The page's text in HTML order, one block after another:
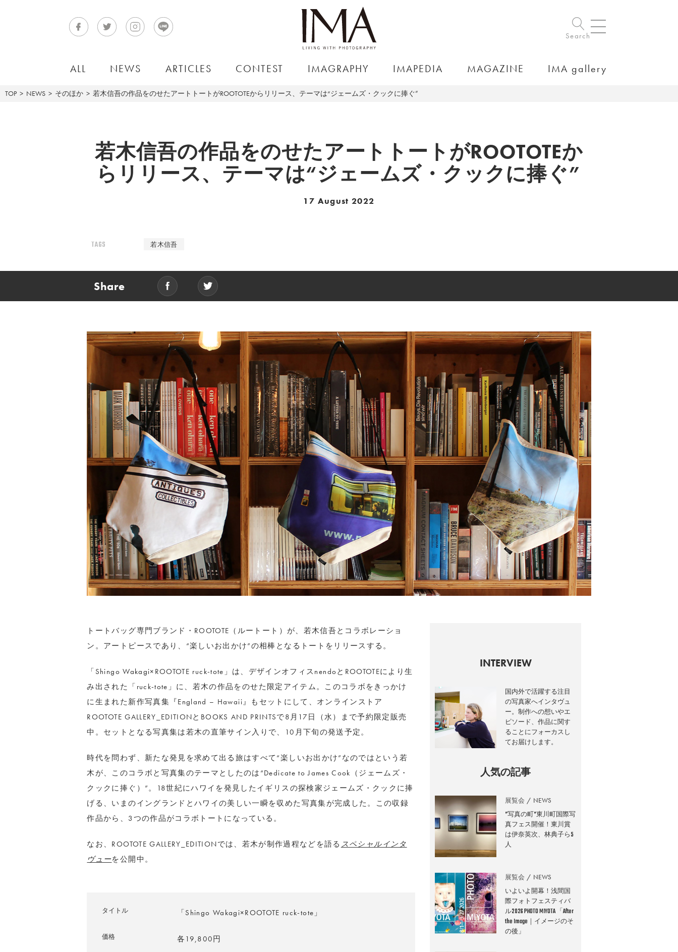
Search
ALL NEWS ARTICLES CONTEST IMAGRAPHY IMAPEDIA MAGAZINE IMA gallery
TOP NEWS そのほか 若木信吾の作品をのせたアートトートがROOTOTEからリリース、テーマは“ジェームズ・クックに捧ぐ”
若木信吾の作品をのせたアートトートがROOTOTEか
らリリース、テーマは“ジェームズ・クックに捧ぐ”
17 August 2022
TAGS 若木信吾
Share
トートバッグ専門ブランド・ROOTOTE（ルートート）が、若木信吾とコラボレーショ
ン。アートピースであり、“楽しいお出かけ”の相棒となるトートをリリースする。
「Shingo Wakagi×ROOTOTE ruck-tote」は、デザインオフィスnendoとROOTOTEにより生
み出された「ruck-tote」に、若木の作品をのせた限定アイテム。このコラボをきっかけ
に生まれた新作写真集『England – Hawaii』もセットにして、オンラインストア
ROOTOTE GALLERY_EDITIONとBOOKS AND PRINTSで8月17日（水）まで予約限定販売
中。セットとなる写真集は若木の直筆サイン入りで、10月下旬の発送予定。
時代を問わず、新たな発見を求めて出る旅はすべて“楽しいお出かけ”なのではという若
木が、このコラボと写真集のテーマとしたのは“Dedicate to James Cook（ジェームズ・
クックに捧ぐ）”。18世紀にハワイを発見したイギリスの探検家ジェームズ・クックに捧
げる、いまのイングランドとハワイの美しい一瞬を収めた写真集が完成した。この収録
作品から、3つの作品がコラボトートになっている。
なお、ROOTOTE GALLERY_EDITIONでは、若木が制作過程などを語る スペシャルインタ
ヴューを公開中。
タイトル 「Shingo Wakagi×ROOTOTE ruck-tote」
価格 各19,800円
INTERVIEW
国内外で活躍する注目
の写真家へインタヴュ
ー。制作への想いやエ
ピソード、作品に関す
ることにフォーカスし
てお届けします。
人気の記事
展覧会 NEWS
”写真の町”東川町国際写
真フェス開催！東川賞
は伊奈英次、林典子ら5
人
展覧会 NEWS
いよいよ開幕！浅間国
際フォトフェスティバ
ル2026 PHOTO MIYOTA 「After
the Image｜イメージのそ
の後」